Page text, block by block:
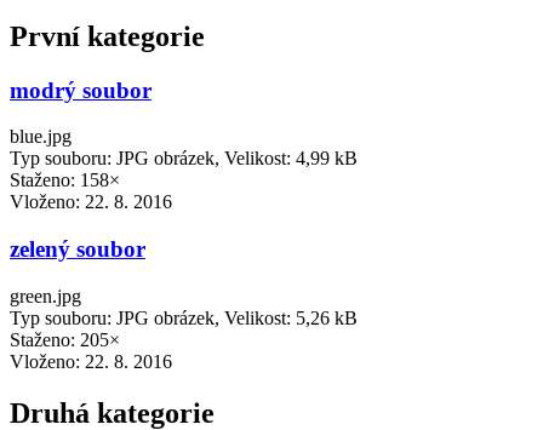
První kategorie
modrý soubor
blue.jpg
Typ souboru: JPG obrázek, Velikost: 4,99 kB
Staženo: 158×
Vloženo: 22. 8. 2016
zelený soubor
green.jpg
Typ souboru: JPG obrázek, Velikost: 5,26 kB
Staženo: 205×
Vloženo: 22. 8. 2016
Druhá kategorie